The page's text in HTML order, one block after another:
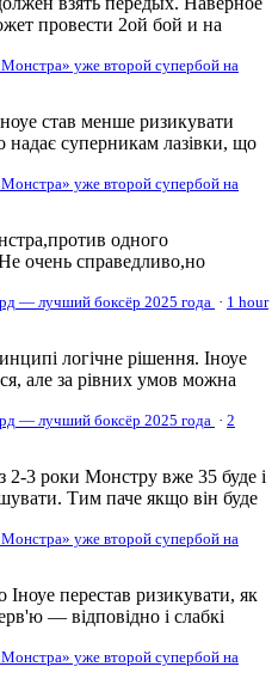
провести 2ой бой и на
уже второй супербой на
став менше ризикувати
надає суперникам лазівки, що
уже второй супербой на
одного
очень справедливо,но
— лучший боксёр 2025 года · 1 hour
логічне рішення. Іноуе
але за рівних умов можна
— лучший боксёр 2025 года · 2
2-3 роки Монстру вже 35 буде і
Тим паче якщо він буде
уже второй супербой на
Іноуе перестав ризикувати, як
— відповідно і слабкі
уже второй супербой на